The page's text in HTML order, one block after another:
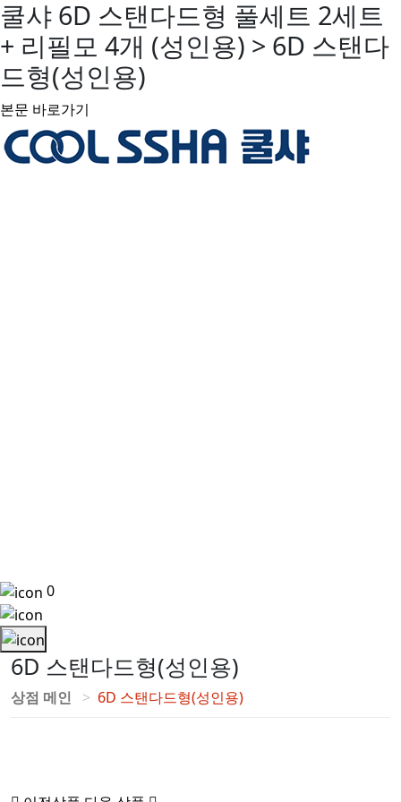
쿨샤 6D 스탠다드형 풀세트 2세트
+ 리필모 4개 (성인용) > 6D 스탠다
드형(성인용)
본문 바로가기
0
6D 스탠다드형(성인용)
상점 메인 6D 스탠다드형(성인용)